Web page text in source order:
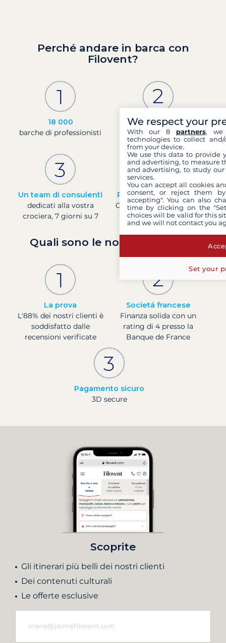
Perché andare in barca con
Filovent?
18 000
barche di professionisti
30 anni
di esperienza e di
passione
Un team di consulenti
dedicati alla vostra
crociera, 7 giorni su 7
Prezzi in tempo reale
Controllare i prezzi delle
barche in tempo reale
Quali sono le nostre garanzie?
La prova
L'88% dei nostri clienti è
soddisfatto dalle
recensioni verificate
Societá francese
Finanza solida con un
rating di 4 presso la
Banque de France
Pagamento sicuro
3D secure
Scoprite
Gli itinerari più belli dei nostri clienti
Dei contenuti culturali
Le offerte esclusive
We respect your
With our 8 partners, we
technologies to collect
from your device.
We use this data to provide
and advertising, to measure
and advertising, to study
services.
You can accept all cookies
consent, or reject them
accepting". You can also
time by clicking on the
choices will be valid for this
and we will not contact you
Set your